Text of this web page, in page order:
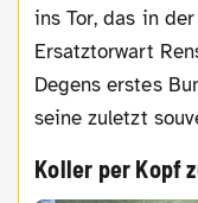
ins Tor, das in
Ersatztorwart
Degens erstes
seine zuletzt
Koller per Kopf